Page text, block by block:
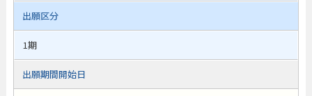
出願区分
1期
出願期間開始日